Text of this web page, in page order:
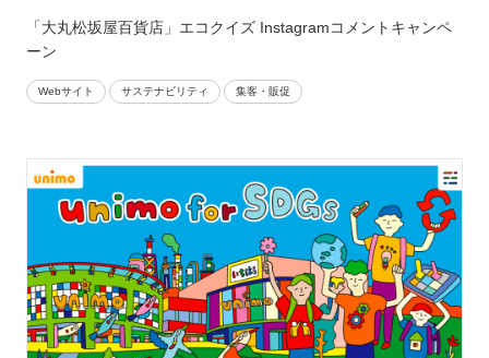
「大丸松坂屋百貨店」エコクイズ Instagramコメントキャンペ
ーン
Webサイト サステナビリティ 集客・販促